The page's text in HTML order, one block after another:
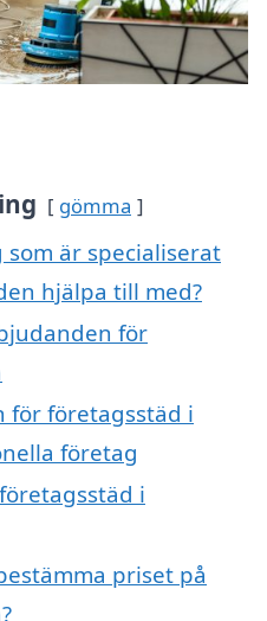
gömma
är specialiserat
hjälpa till med?
för
för företagsstäd i
företag
i
priset på